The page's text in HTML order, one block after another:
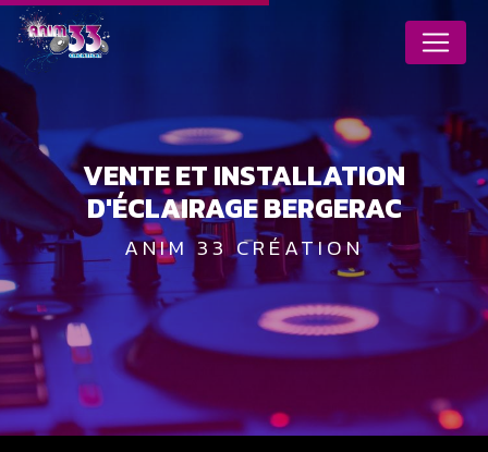
VENTE ET INSTALLATION
D'ÉCLAIRAGE BERGERAC
ANIM 33 CRÉATION
Panneau de gestion des cookies